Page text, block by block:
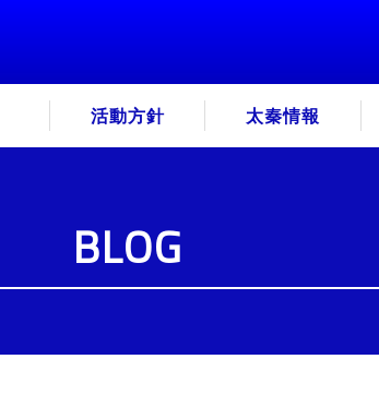
活動方針 太秦情報
BLOG